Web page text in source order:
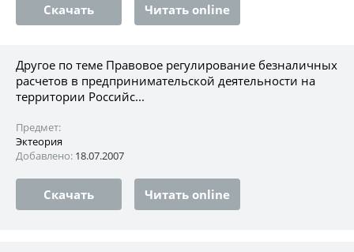
Скачать Читать online
Другое по теме Правовое регулирование безналичных
расчетов в предпринимательской деятельности на
территории Российс...
Предмет:
Эктеория
Добавлено: 18.07.2007
Скачать Читать online